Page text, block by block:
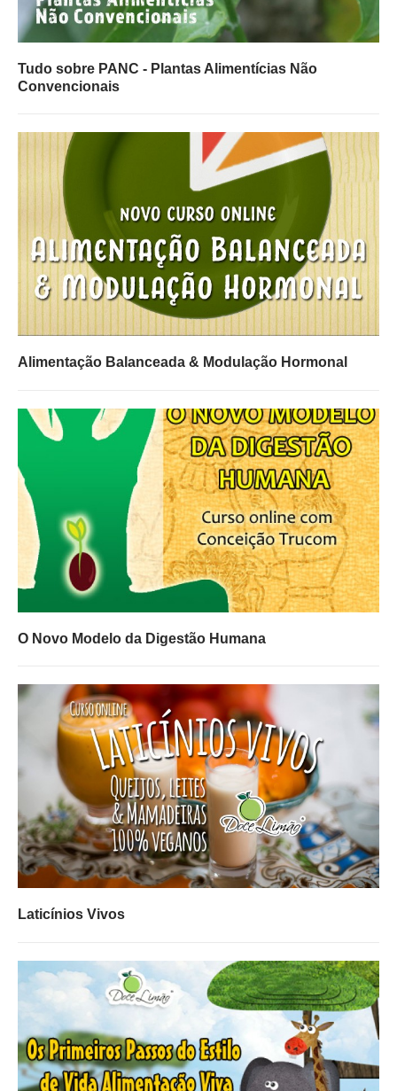
Tudo sobre PANC - Plantas Alimentícias Não
Convencionais
Alimentação Balanceada & Modulação Hormonal
O Novo Modelo da Digestão Humana
Laticínios Vivos